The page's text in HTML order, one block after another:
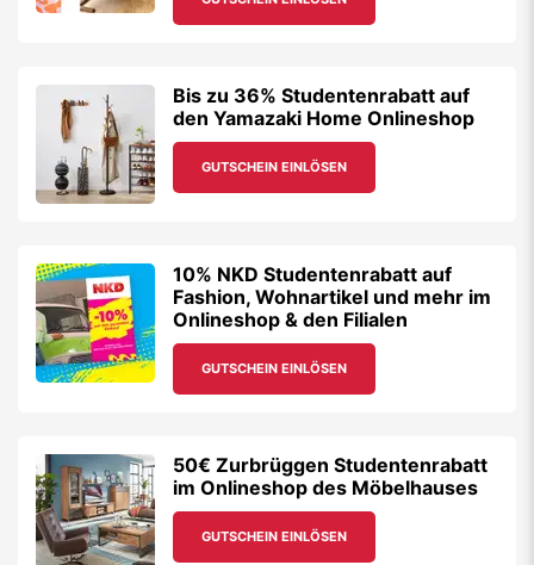
Bis zu 36% Studentenrabatt auf
den Yamazaki Home Onlineshop
GUTSCHEIN EINLÖSEN
10% NKD Studentenrabatt auf
Fashion, Wohnartikel und mehr im
Onlineshop & den Filialen
GUTSCHEIN EINLÖSEN
50€ Zurbrüggen Studentenrabatt
im Onlineshop des Möbelhauses
GUTSCHEIN EINLÖSEN